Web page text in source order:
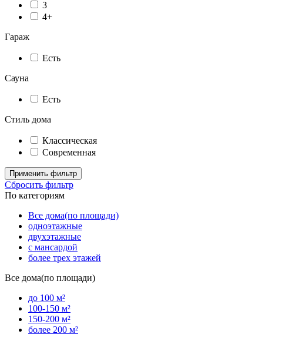
3
4+
Гараж
Есть
Сауна
Есть
Стиль дома
Классическая
Современная
Применить фильтр
Сбросить фильтр
По категориям
Все дома(по площади)
одноэтажные
двухэтажные
с мансардой
более трех этажей
Все дома(по площади)
до 100 м²
100-150 м²
150-200 м²
более 200 м²